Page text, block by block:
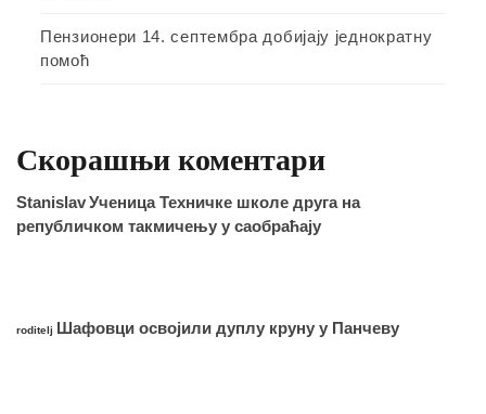
Пензионери 14. септембра добијају једнократну
помоћ
Скорашњи коментари
StanislavУченица Техничке школе друга на
републичком такмичењу у саобраћају
roditelj Шафовци освојили дуплу круну у Панчеву